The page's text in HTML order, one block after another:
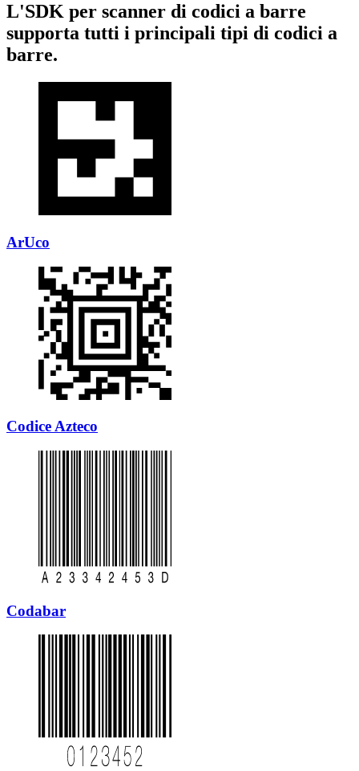
L'SDK per scanner di codici a barre
supporta tutti i principali tipi di codici a
barre.
ArUco
Codice Azteco
Codabar